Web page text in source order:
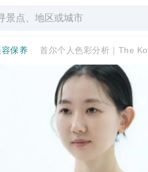
容保养 首尔个人色彩分析｜The